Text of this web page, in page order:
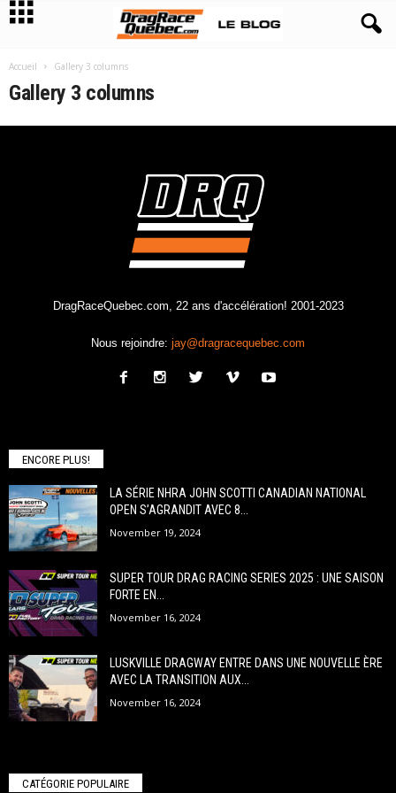
Accueil Gallery 3 columns
Gallery 3 columns
DragRaceQuebec.com, 22 ans d'accélération! 2001-2023
Nous rejoindre: jay@dragracequebec.com
ENCORE PLUS!
LA SÉRIE NHRA JOHN SCOTTI CANADIAN NATIONAL
OPEN S’AGRANDIT AVEC 8...
November 19, 2024
SUPER TOUR DRAG RACING SERIES 2025 : UNE SAISON
FORTE EN...
November 16, 2024
LUSKVILLE DRAGWAY ENTRE DANS UNE NOUVELLE ÈRE
AVEC LA TRANSITION AUX...
November 16, 2024
CATÉGORIE POPULAIRE